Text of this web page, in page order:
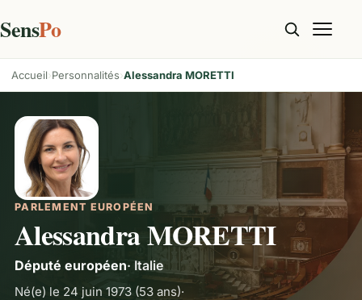
SensPo
Accueil Personnalités Alessandra MORETTI
PARLEMENT EUROPÉEN
Alessandra MORETTI
Député européen· Italie
Né(e) le 24 juin 1973 (53 ans)·